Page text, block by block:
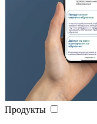
Продукты